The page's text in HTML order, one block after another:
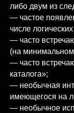
либо двум из
— частое
числе
— часто
(на минимальном
— часто
каталога»;
— необычная
имеющегося на
— необычное